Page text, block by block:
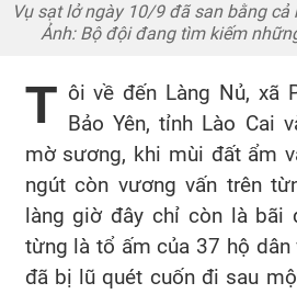
Vụ sạt lở ngày 10/9 đã san bằng cả
Ảnh: Bộ đội đang tìm kiếm
T ôi về đến Làng Nủ, xã
Bảo Yên, tỉnh Lào Cai
mờ sương, khi mùi đất ẩm
ngút còn vương vấn trên
làng giờ đây chỉ còn là bãi
từng là tổ ấm của 37 hộ dân
đã bị lũ quét cuốn đi sau